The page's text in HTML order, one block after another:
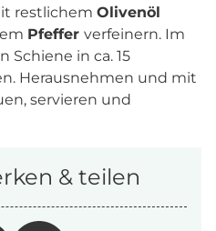
restlichem Olivenöl
Pfeffer verfeinern. Im
Schiene in ca. 15
Herausnehmen und mit
servieren und
& teilen